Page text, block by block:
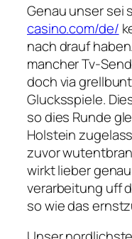
Genau unser sei
casino.com/de/
nach drauf
mancher Tv-
doch via
Glucksspiele.
so dies Runde
Holstein
zuvor
wirkt lieber
verarbeitung uff
so wie das